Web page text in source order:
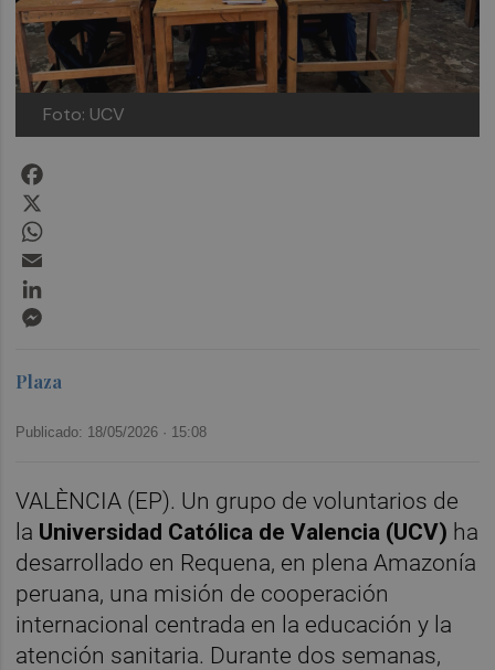
Foto: UCV
Plaza
Publicado: 18/05/2026 · 15:08
VALÈNCIA (EP). Un grupo de voluntarios de
la Universidad Católica de Valencia (UCV) ha
desarrollado en Requena, en plena Amazonía
peruana, una misión de cooperación
internacional centrada en la educación y la
atención sanitaria. Durante dos semanas,